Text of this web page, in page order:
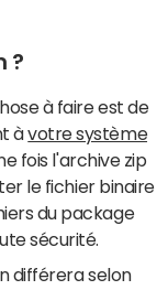
?
à faire est de
àvotre système
fois l'archive zip
le fichier binaire
du package
sécurité.
différera selon